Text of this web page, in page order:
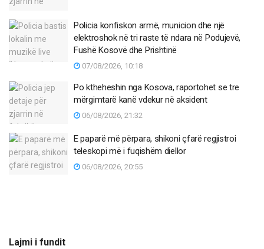
Policia konfiskon armë, municion dhe një
elektroshok në tri raste të ndara në Podujevë,
Fushë Kosovë dhe Prishtinë
07/08/2026, 10:18
Po ktheheshin nga Kosova, raportohet se tre
mërgimtarë kanë vdekur në aksident
06/08/2026, 21:32
E paparë më përpara, shikoni çfarë regjistroi
teleskopi më i fuqishëm diellor
06/08/2026, 20:55
Lajmi i fundit